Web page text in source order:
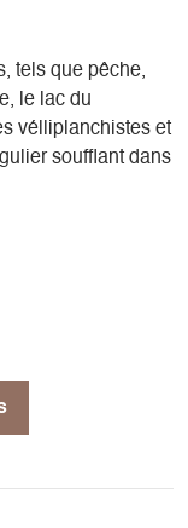
tels que pêche,
le lac du
vélliplanchistes et
soufflant dans